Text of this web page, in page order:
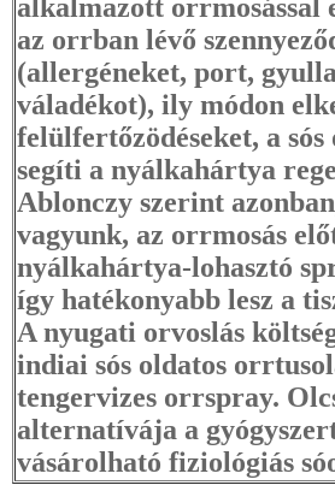
alkalmazott
az orrban lévő
(allergéneket, port,
váladékot), ily módon
felülfertőzödéseket, a
segíti a nyálkahártya
Ablonczy szerint
vagyunk, az orrmosás
nyálkahártya-lohasztó
így hatékonyabb lesz a
A nyugati orvoslás
indiai sós oldatos
tengervizes orrspray.
alternatívája a
vásárolható fiziológiás